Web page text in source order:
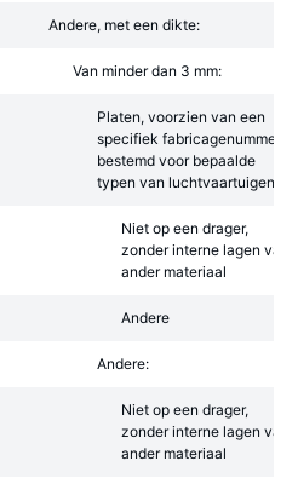
Andere, met een dikte:
Van minder dan 3 mm:
Platen, voorzien van een
specifiek fabricagenummer,
bestemd voor bepaalde
typen van luchtvaartuigen:
Niet op een drager,
zonder interne lagen van
ander materiaal
Andere
Andere:
Niet op een drager,
zonder interne lagen van
ander materiaal